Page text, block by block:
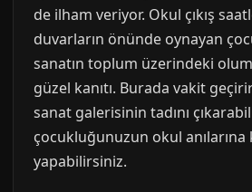
de ilham veriyor. Okul çıkış
duvarların önünde oynayan
sanatın toplum üzerindeki
güzel kanıtı. Burada vakit
sanat galerisinin tadını
çocukluğunuzun okul anılarına
yapabilirsiniz.